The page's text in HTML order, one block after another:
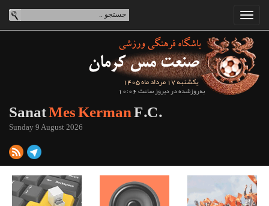
یکشنبه 17 مرداد ماه 1405
به‌روزشده در دیروز ساعت 10:06
SanatMes KermanF.C.
Sunday 9 August 2026